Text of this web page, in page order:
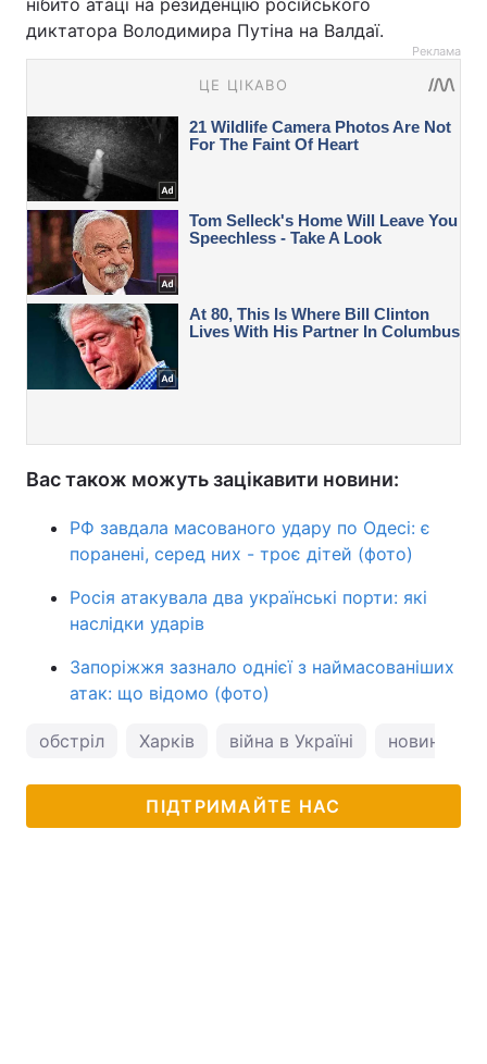
нібито атаці на резиденцію російського
диктатора Володимира Путіна на Валдаї.
Реклама
Вас також можуть зацікавити новини:
РФ завдала масованого удару по Одесі: є
поранені, серед них - троє дітей (фото)
Росія атакувала два українські порти: які
наслідки ударів
Запоріжжя зазнало однієї з наймасованіших
атак: що відомо (фото)
обстріл Харків війна в Україні новини
ПІДТРИМАЙТЕ НАС